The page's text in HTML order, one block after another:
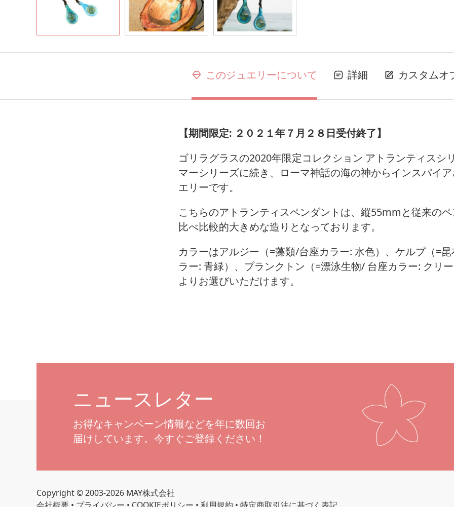
このジュエリーについて 詳細 カスタムオ
【期間限定: ２０２１年７月２８日受付終了】
ゴリラグラスの2020年限定コレクション アトランティスシ
マーシリーズに続き、ローマ神話の海の神からインスパイ
エリーです。
こちらのアトランティスペンダントは、縦55mmと従来の
比べ比較的大きめな造りとなっております。
カラーはアルジー（=藻類/台座カラー: 水色）、ケルプ（=
ラー: 青緑）、プランクトン（=漂泳生物/ 台座カラー: クリ
よりお選びいただけます。
ニュースレター
お得なキャンペーン情報などを年に数回お
届けしています。今すぐご登録ください！
Copyright © 2003-2026 MAY株式会社